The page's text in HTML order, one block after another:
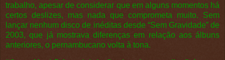
trabalho, apesar de considerar que em alguns momentos há
certos deslizes, mas nada que comprometa muito. Sem
lançar nenhum disco de inéditas desde “Sem Gravidade” de
2003, que já mostrava diferenças em relação aos álbuns
anteriores, o pernambucano volta à tona.